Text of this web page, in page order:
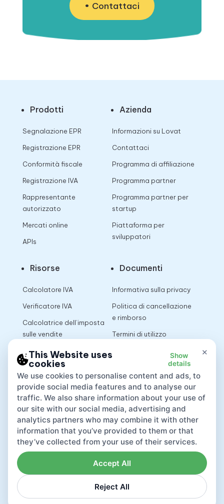
Contattaci
Prodotti
Segnalazione EPR
Registrazione EPR
Conformità fiscale
Registrazione IVA
Rappresentante
autorizzato
Mercati online
APIs
Azienda
Informazioni su Lovat
Contattaci
Programma di affiliazione
Programma partner
Programma partner per
startup
Piattaforma per
sviluppatori
Risorse
Calcolatore IVA
Verificatore IVA
Calcolatrice dell’imposta
sulle vendite
Documenti
Informativa sulla privacy
Politica di cancellazione
e rimborso
Termini di utilizzo
×
This Website uses
cookies
Show
details
We use cookies to personalise content and ads, to
provide social media features and to analyse our
traffic. We also share information about your use of
our site with our social media, advertising and
analytics partners who may combine it with other
information that you’ve provided to them or that
they’ve collected from your use of their services.
Reject All
Accept All